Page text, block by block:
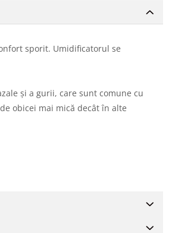
sporit. Umidificatorul se
și a gurii, care sunt comune cu
obicei mai mică decât în alte